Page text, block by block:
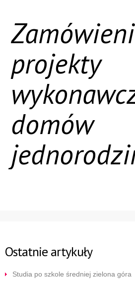
projekty
domów
Ostatnie artykuły
Studia po szkole średniej zielona góra